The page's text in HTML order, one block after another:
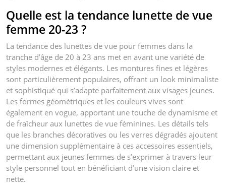
Quelle est la tendance lunette de vue
femme 20-23 ?
La tendance des lunettes de vue pour femmes dans la
tranche d’âge de 20 à 23 ans met en avant une variété de
styles modernes et élégants. Les montures fines et légères
sont particulièrement populaires, offrant un look minimaliste
et sophistiqué qui s’adapte parfaitement aux visages jeunes.
Les formes géométriques et les couleurs vives sont
également en vogue, apportant une touche de dynamisme et
de fraîcheur aux lunettes de vue féminines. Les détails tels
que les branches décoratives ou les verres dégradés ajoutent
une dimension supplémentaire à ces accessoires essentiels,
permettant aux jeunes femmes de s’exprimer à travers leur
style personnel tout en bénéficiant d’une vision claire et
nette.